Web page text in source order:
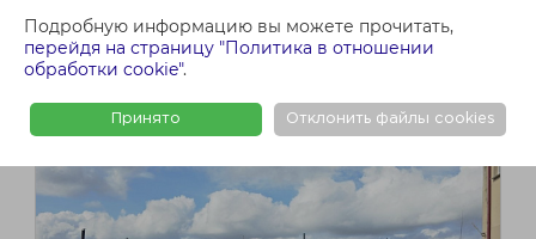
Подробную информацию вы можете прочитать,
перейдя на страницу "Политика в отношении
обработки cookie".
Принято Отклонить файлы cookies